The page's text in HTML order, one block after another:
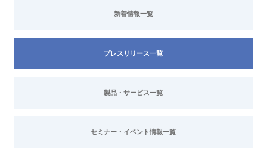
新着情報一覧
プレスリリース一覧
製品・サービス一覧
セミナー・イベント情報一覧